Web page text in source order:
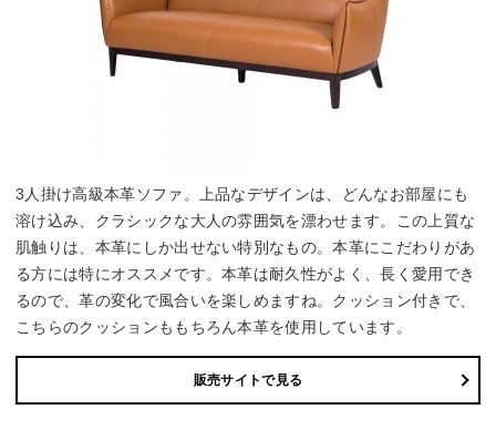
3人掛け高級本革ソファ。上品なデザインは、どんなお部屋にも
溶け込み、クラシックな大人の雰囲気を漂わせます。この上質な
肌触りは、本革にしか出せない特別なもの。本革にこだわりがあ
る方には特にオススメです。本革は耐久性がよく、長く愛用でき
るので、革の変化で風合いを楽しめますね。クッション付きで、
こちらのクッションももちろん本革を使用しています。
販売サイトで見る